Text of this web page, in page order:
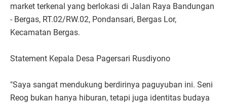
market terkenal yang berlokasi di Jalan Raya Bandungan
- Bergas, RT.02/RW.02, Pondansari, Bergas Lor,
Kecamatan Bergas.
Statement Kepala Desa Pagersari Rusdiyono
"Saya sangat mendukung berdirinya paguyuban ini. Seni
Reog bukan hanya hiburan, tetapi juga identitas budaya